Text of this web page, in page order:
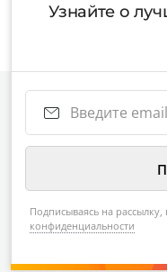
Узнайте о
Подписываясь на рассылку,
конфиденциальности